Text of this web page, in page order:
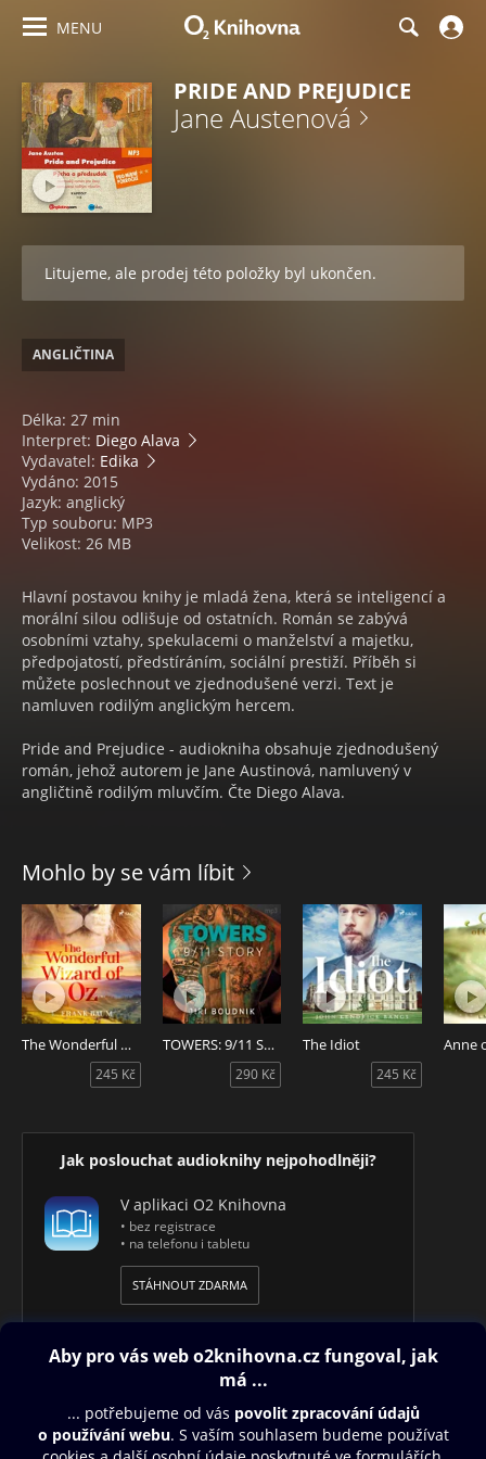
MENU
PRIDE AND PREJUDICE
Jane Austenová
Litujeme, ale prodej této položky byl ukončen.
ANGLIČTINA
Délka: 27 min
Interpret: Diego Alava
Vydavatel: Edika
Vydáno: 2015
Jazyk: anglický
Typ souboru: MP3
Velikost: 26 MB
Hlavní postavou knihy je mladá žena, která se inteligencí a
morální silou odlišuje od ostatních. Román se zabývá
osobními vztahy, spekulacemi o manželství a majetku,
předpojatostí, předstíráním, sociální prestiží. Příběh si
můžete poslechnout ve zjednodušené verzi. Text je
namluven rodilým anglickým hercem.
Pride and Prejudice - audiokniha obsahuje zjednodušený
román, jehož autorem je Jane Austinová, namluvený v
angličtině rodilým mluvčím. Čte Diego Alava.
Mohlo by se vám líbit
The Wonderful Wizard of Oz
245 Kč
TOWERS: 9/11 STORY
290 Kč
The Idiot
245 Kč
Jak poslouchat audioknihy nejpohodlněji?
V aplikaci O2 Knihovna
• bez registrace
• na telefonu i tabletu
STÁHNOUT ZDARMA
Obsah ke stažení